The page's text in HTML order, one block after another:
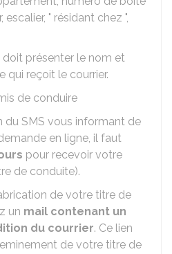
" résidant chez ",
présenter le nom et
qui reçoit le courrier.
de conduire
du SMS vous informant de
en ligne, il faut
pour recevoir votre
de conduite).
de votre titre de
un mail contenant un
du courrier. Ce lien
de votre titre de